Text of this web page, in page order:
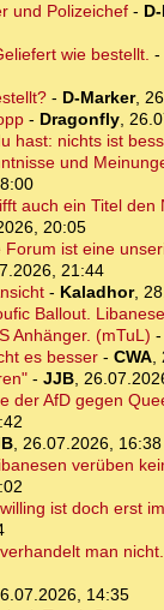
und Polizeichef-
wie bestellt. -
- D-Marker,
- Dragonfly,
hast: nichts ist
und
auch ein Titel den
20:05
Forum ist eine
21:44
- Kaladhor,
Ballout.
Anhänger. (mTuL) -
es besser- CWA,
- JJB,
der AfD gegen
, 26.07.2026, 16:38
verüben
ist doch erst
man nicht.
14:35